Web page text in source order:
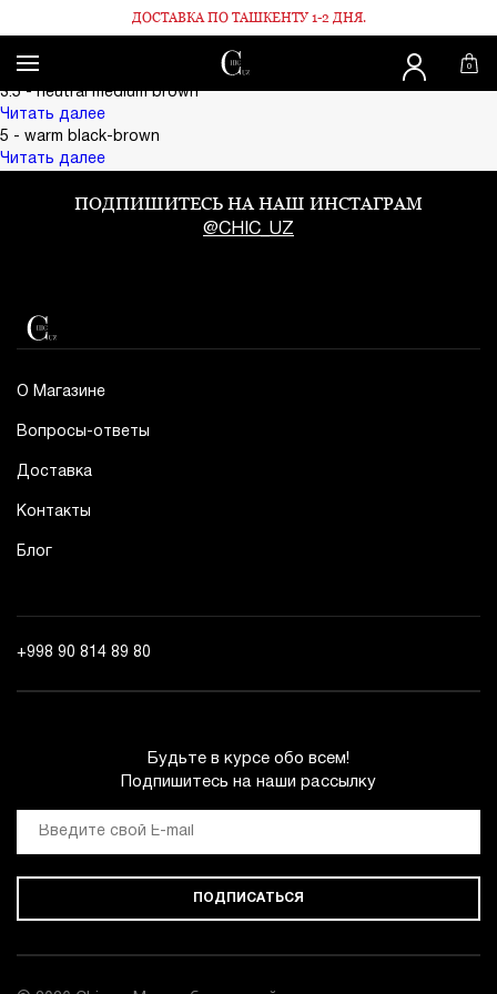
ДОСТАВКА ПО ТАШКЕНТУ 1-2 ДНЯ.
0
Santa Euphoria
Поделиться:
3.5 - neutral medium brown
Читать далее
5 - warm black-brown
Читать далее
ПОДПИШИТЕСЬ НА НАШ ИНСТАГРАМ
@CHIC_UZ
О Магазине
Вопросы-ответы
Доставка
Контакты
Блог
+998 90 814 89 80
Будьте в курсе обо всем!
Подпишитесь на наши рассылку
ПОДПИСАТЬСЯ